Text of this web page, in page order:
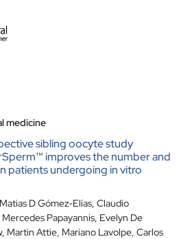
medicine
sibling oocyte study
improves the number and
patients undergoing in vitro
Matias D Gómez-Elías, Claudio
Mercedes Papayannis, Evelyn De
, Martin Attie, Mariano Lavolpe, Carlos